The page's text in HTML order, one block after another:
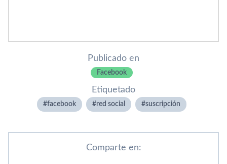
Publicado en
Facebook
Etiquetado
facebook red social suscripción
Comparte en: